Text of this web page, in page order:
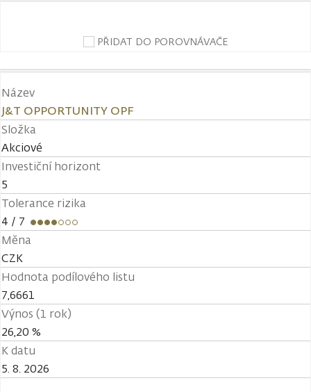
PŘIDAT DO POROVNÁVAČE
Název
J&T OPPORTUNITY OPF
Složka
Akciové
Investiční horizont
5
Tolerance rizika
4 / 7
Měna
CZK
Hodnota podílového listu
7,6661
Výnos (1 rok)
26,20 %
K datu
5. 8. 2026